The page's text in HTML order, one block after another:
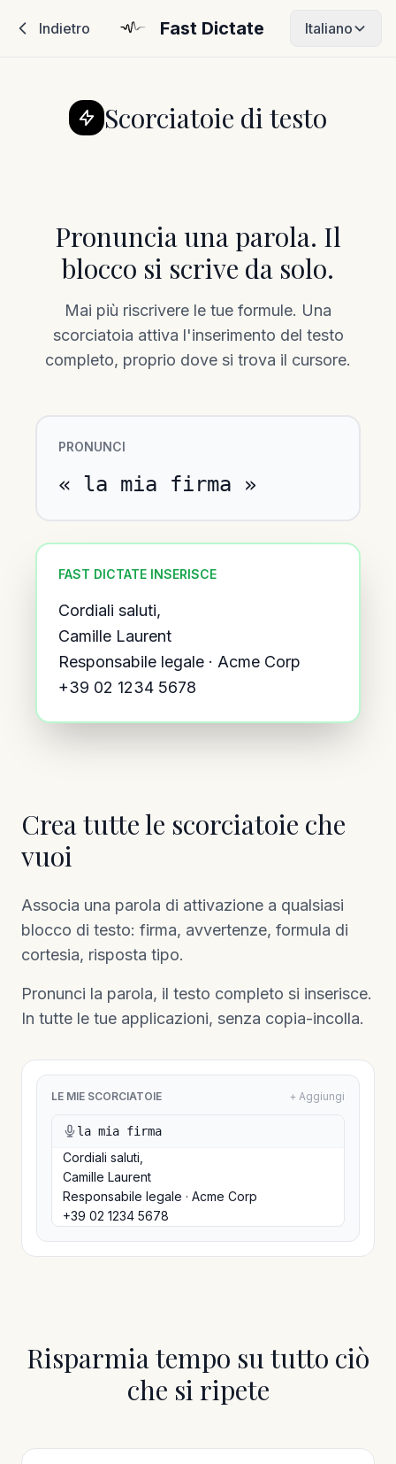
Indietro Fast Dictate Italiano
Scorciatoie di testo
Pronuncia una parola. Il
blocco si scrive da solo.
Mai più riscrivere le tue formule. Una
scorciatoia attiva l'inserimento del testo
completo, proprio dove si trova il cursore.
PRONUNCI
« la mia firma »
FAST DICTATE INSERISCE
Cordiali saluti,
Camille Laurent
Responsabile legale · Acme Corp
+39 02 1234 5678
Crea tutte le scorciatoie che
vuoi
Associa una parola di attivazione a qualsiasi
blocco di testo: firma, avvertenze, formula di
cortesia, risposta tipo.
Pronunci la parola, il testo completo si inserisce.
In tutte le tue applicazioni, senza copia-incolla.
LE MIE SCORCIATOIE + Aggiungi
la mia firma
Cordiali saluti,
Camille Laurent
Responsabile legale · Acme Corp
+39 02 1234 5678
Risparmia tempo su tutto ciò
che si ripete